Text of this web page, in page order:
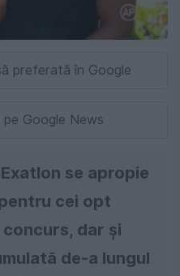
preferată în Google
Google News
se apropie
cei opt
dar și
de-a lungul